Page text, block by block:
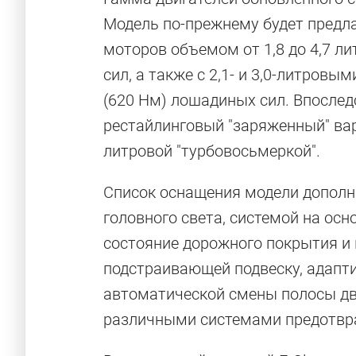
Модель по-прежнему будет
моторов объемом от 1,8 до 4,7
сил, а также с 2,1- и 3,0-
(620 Нм) лошадиных сил.
рестайлинговый "заряженный"
литровой "турбовосьмеркой".
Список оснащения модели
головного света, системой на
состояние дорожного покрытия
подстраивающей подвеску,
автоматической смены полосы
различными системами